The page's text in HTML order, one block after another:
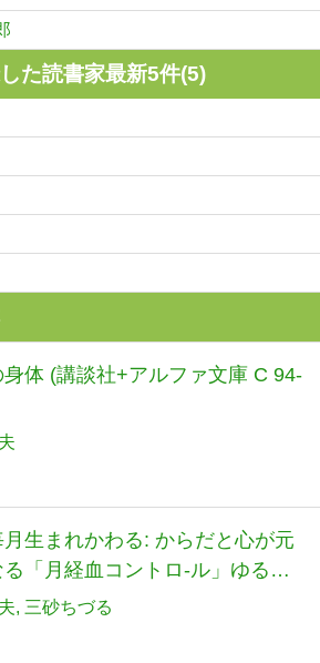
た読書家最新5件(5)
身体 (講談社+アルファ文庫 C 94-
生まれかわる: からだと心が元
「月経血コントロ-ル」ゆる体
三砂ちづる